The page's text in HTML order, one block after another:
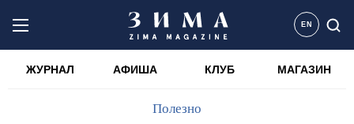
EN
ЖУРНАЛ АФИША КЛУБ МАГАЗИН
Полезно